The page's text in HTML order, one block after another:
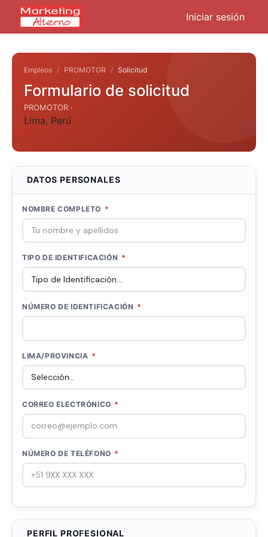
Iniciar sesión
Empleos PROMOTOR Solicitud
Formulario de solicitud
PROMOTOR ·
Lima, Perú
DATOS PERSONALES
NOMBRE COMPLETO *
TIPO DE IDENTIFICACIÓN *
NÚMERO DE IDENTIFICACIÓN *
LIMA/PROVINCIA *
CORREO ELECTRÓNICO *
NÚMERO DE TELÉFONO *
PERFIL PROFESIONAL